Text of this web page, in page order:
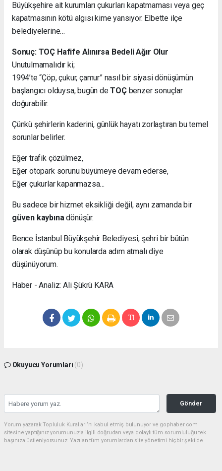
Büyükşehire ait kurumları çukurları kapatmaması veya geç
kapatmasının kötü algısı kime yansıyor. Elbette ilçe
belediyelerine…
Sonuç: TOÇ Hafife Alınırsa Bedeli Ağır Olur
Unutulmamalıdır ki;
1994’te “Çöp, çukur, çamur” nasıl bir siyasi dönüşümün
başlangıcı olduysa, bugün deTOÇbenzer sonuçlar
doğurabilir.
Çünkü şehirlerin kaderini, günlük hayatı zorlaştıran bu temel
sorunlar belirler.
Eğer trafik çözülmez,
Eğer otopark sorunu büyümeye devam ederse,
Eğer çukurlar kapanmazsa…
Bu sadece bir hizmet eksikliği değil, aynı zamanda bir
güven kaybınadönüşür.
Bence İstanbul Büyükşehir Belediyesi, şehri bir bütün
olarak düşünüp bu konularda adım atmalı diye
düşünüyorum.
Haber - Analiz: Ali Şükrü KARA
Okuyucu Yorumları (0)
Gönder
Yorum yazarak Topluluk Kuralları’nı kabul etmiş bulunuyor ve gophaber.com
sitesine yaptığınız yorumunuzla ilgili doğrudan veya dolaylı tüm sorumluluğu tek
başınıza üstleniyorsunuz. Yazılan tüm yorumlardan site yönetimi hiçbir şekilde